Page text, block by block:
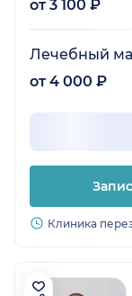
от 3 100 ₽
Лечебный
от 4 000 ₽
Клиника